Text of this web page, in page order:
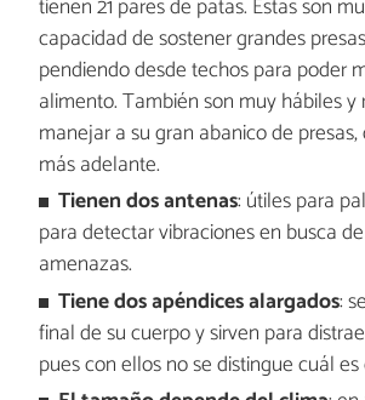
tienen 21 pares de patas. Estas son
capacidad de sostener grandes
pendiendo desde techos para poder
alimento. También son muy hábiles y
manejar a su gran abanico de
más adelante.
Tienen dos antenas: útiles para
para detectar vibraciones en busca
amenazas.
Tiene dos apéndices alargados:
final de su cuerpo y sirven para
pues con ellos no se distingue cuál